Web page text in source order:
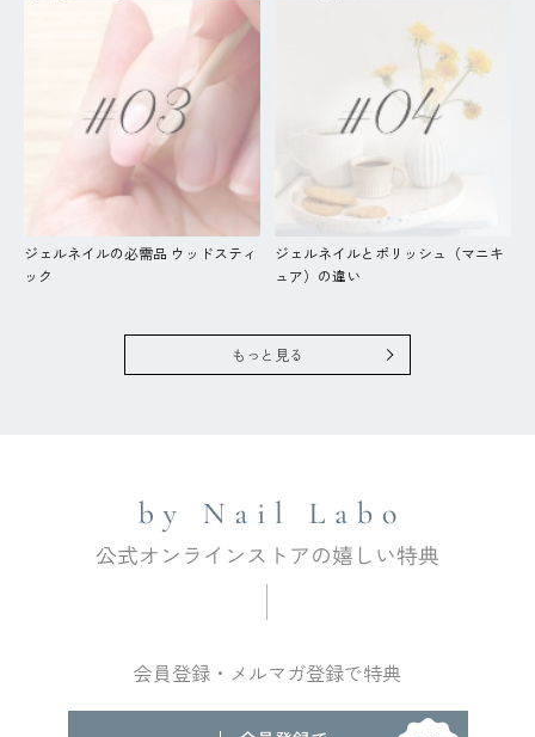
ジェルネイルの必需品 ウッドスティ
ック
ジェルネイルとポリッシュ（マニキ
ュア）の違い
もっと見る
会員登録・メルマガ登録で特典